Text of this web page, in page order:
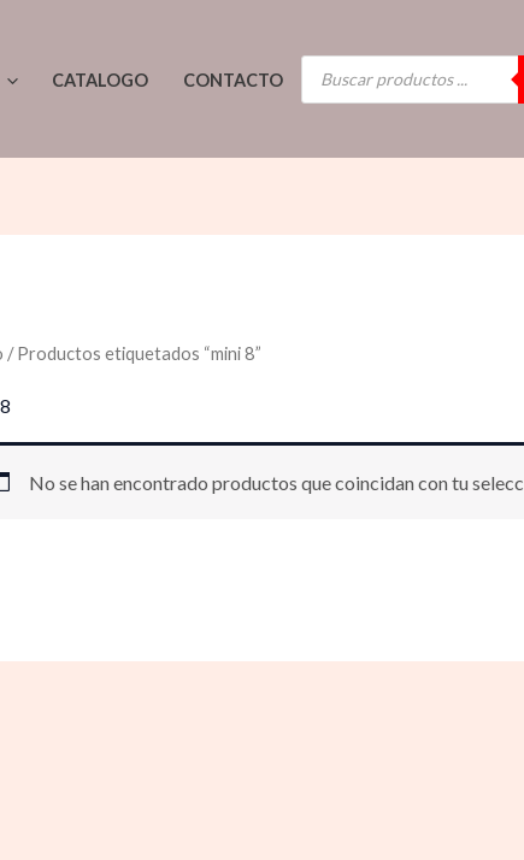
CATALOGO CONTACTO
BÚSQUEDA
DE
PRODUCTOS
/ Productos etiquetados “mini 8”
No se han encontrado productos que coincidan con tu